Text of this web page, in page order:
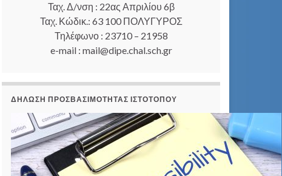
Ταχ. Δ/νση : 22ας Απριλίου 6β
Ταχ. Κώδικ.: 63 100 ΠΟΛΥΓΥΡΟΣ
Τηλέφωνο : 23710 – 21958
e-mail : mail@dipe.chal.sch.gr
ΔΉΛΩΣΗ ΠΡΟΣΒΑΣΙΜΌΤΗΤΑΣ ΙΣΤΟΤΌΠΟΥ